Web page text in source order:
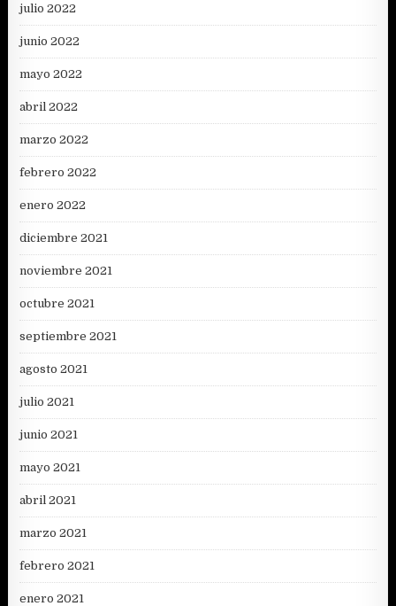
julio 2022
junio 2022
mayo 2022
abril 2022
marzo 2022
febrero 2022
enero 2022
diciembre 2021
noviembre 2021
octubre 2021
septiembre 2021
agosto 2021
julio 2021
junio 2021
mayo 2021
abril 2021
marzo 2021
febrero 2021
enero 2021